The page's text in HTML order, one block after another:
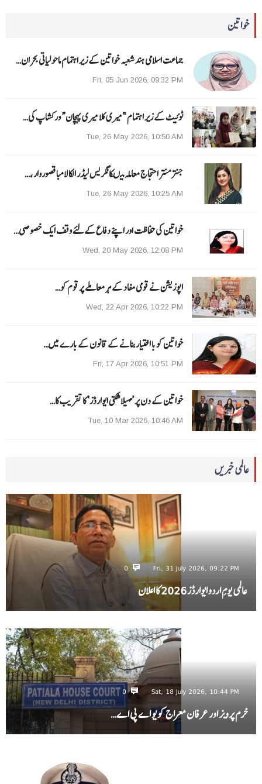
خواتین
جماعت اسلامی ہند شعبہ خواتین کے زیر اہتمام ماحولیاتی بحران…
Fri, 05 Jun 2026, 09:32 PM
ٹوئیٹ کے زیر اہتمام ”میری کلا میری پہچان“ ورکشاپ کی…
Tue, 26 May 2026, 10:50 AM
جنتر منتر احتجاج معاملہ میںکانگریس لیڈر الکا لامبا قصوروار ،…
Tue, 26 May 2026, 10:25 AM
خواتین کی حفاظت اور اپنے دفاع کےلئے وقف ایک خصوصی…
Wed, 20 May 2026, 12:08 PM
اپوزیشن نے قومی مفاد کے ہر معاملے پر قوم کو…
Wed, 22 Apr 2026, 10:22 PM
خواتین کو با اختیار بنانے کے قانون کے بارے میں…
Fri, 17 Apr 2026, 10:51 PM
خواتین کے دن پر ’مہیلا شکتی ایوارڈز‘ کا تقریب کا…
Tue, 10 Mar 2026, 10:46 AM
عالمی خبریں
Fri, 31 July 2026, 09:22 PM
0
عالمی یومِ اردو ایوارڈز 2026 کا اعلان
Sat, 18 July 2026, 10:44 PM
0
خرم پرویز اور عرفان معراج کو یو اے پی اے…